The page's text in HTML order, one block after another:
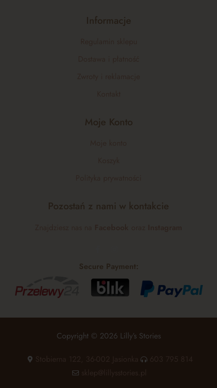
Informacje
Moje Konto
Pozostań z nami w kontakcie
Secure Payment:
Copyright © 2026 Lilly’s Stories